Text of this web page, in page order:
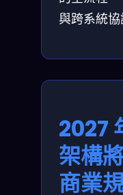
與跨系統協
2027
架構
商業